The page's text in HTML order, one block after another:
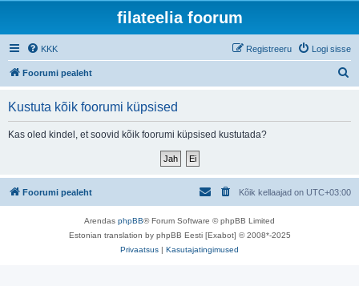
filateelia foorum
KKK Logi sisse
Registreeru
Foorumi pealeht
Kustuta kõik foorumi küpsised
Kas oled kindel, et soovid kõik foorumi küpsised kustutada?
Foorumi pealeht Kõik kellaajad on UTC+03:00
Arendas phpBB® Forum Software © phpBB Limited
Estonian translation by phpBB Eesti [Exabot] © 2008*-2025
Privaatsus | Kasutajatingimused